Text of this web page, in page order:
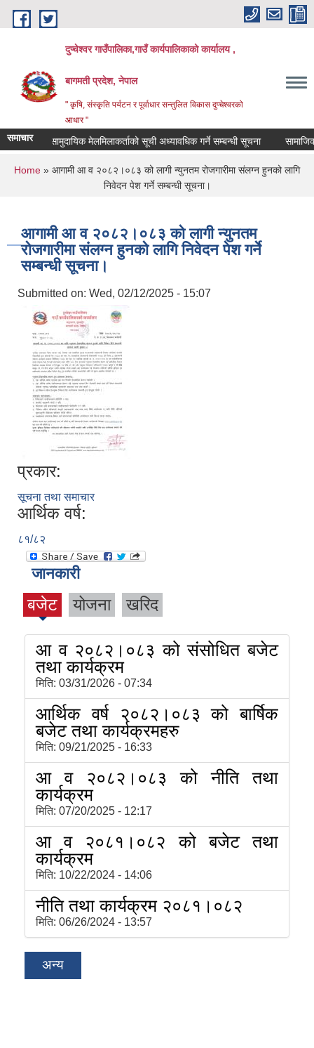
Skip to main content
दुप्चेश्वर गाउँपालिका,गाउँ कार्यपालिकाको कार्यालय ,
बागमती प्रदेश, नेपाल
" कृषि, संस्कृति पर्यटन र पूर्वाधार सन्तुलित विकास दुप्चेश्वरको
आधार "
समाचारसामुदायिक मेलमिलाकर्ताको सूची अध्यावधिक गर्ने सम्बन्धी सूचना सामाजिक
You are here
Home » आगामी आ व २०८२।०८३ को लागी न्युनतम रोजगारीमा संलग्न हुनको लागि
निवेदन पेश गर्ने सम्बन्धी सूचना।
आगामी आ व २०८२।०८३ को लागी न्युनतम
रोजगारीमा संलग्न हुनको लागि निवेदन पेश गर्ने
सम्बन्धी सूचना।
Submitted on: Wed, 02/12/2025 - 15:07
प्रकार:
सूचना तथा समाचार
आर्थिक वर्ष:
८१/८२
जानकारी
बजेट योजना खरिद
आ व २०८२।०८३ को संसोधित बजेट
तथा कार्यक्रम
मिति: 03/31/2026 - 07:34
आर्थिक वर्ष २०८२।०८३ को बार्षिक
बजेट तथा कार्यक्रमहरु
मिति: 09/21/2025 - 16:33
आ व २०८२।०८३ को नीति तथा
कार्यक्रम
मिति: 07/20/2025 - 12:17
आ व २०८१।०८२ को बजेट तथा
कार्यक्रम
मिति: 10/22/2024 - 14:06
नीति तथा कार्यक्रम २०८१।०८२
मिति: 06/26/2024 - 13:57
अन्य